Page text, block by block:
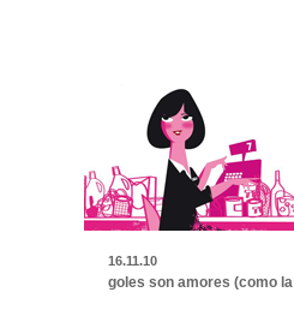
16.11.10
goles son amores (como